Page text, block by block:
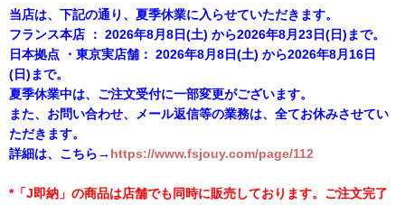
当店は、下記の通り、夏季休業に入らせていただきます。
フランス本店 ： 2026年8月8日(土) から2026年8月23日(日)まで。
日本拠点 ・東京実店舗： 2026年8月8日(土) から2026年8月16日
(日)まで。
夏季休業中は、ご注文受付に一部変更がございます。
また、お問い合わせ、メール返信等の業務は、全てお休みさせてい
ただきます。
詳細は、こちら→ https://www.fsjouy.com/page/112
*「J即納」の商品は店舗でも同時に販売しております。ご注文完了